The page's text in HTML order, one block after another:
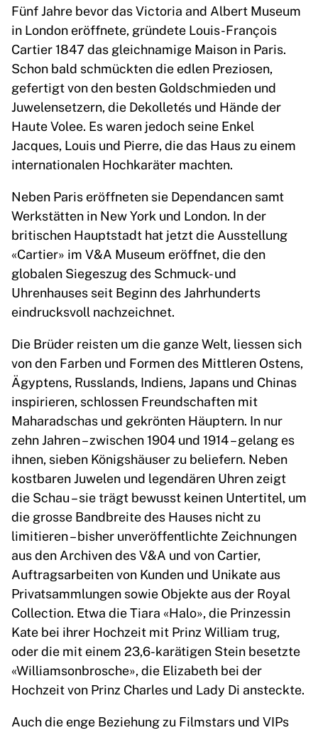
Fünf Jahre bevor das Victoria and Albert Museum
in London eröffnete, gründete Louis-François
Cartier 1847 das gleichnamige Maison in Paris.
Schon bald schmückten die edlen Preziosen,
gefertigt von den besten Goldschmieden und
Juwelensetzern, die Dekolletés und Hände der
Haute Volee. Es waren jedoch seine Enkel
Jacques, Louis und Pierre, die das Haus zu einem
internationalen Hochkaräter machten.
Neben Paris eröffneten sie Dependancen samt
Werkstätten in New York und London. In der
britischen Hauptstadt hat jetzt die Ausstellung
«Cartier» im V&A Museum eröffnet, die den
globalen Siegeszug des Schmuck- und
Uhrenhauses seit Beginn des Jahrhunderts
eindrucksvoll nachzeichnet.
Die Brüder reisten um die ganze Welt, liessen sich
von den Farben und Formen des Mittleren Ostens,
Ägyptens, Russlands, Indiens, Japans und Chinas
inspirieren, schlossen Freundschaften mit
Maharadschas und gekrönten Häuptern. In nur
zehn Jahren – zwischen 1904 und 1914 – gelang es
ihnen, sieben Königshäuser zu beliefern. Neben
kostbaren Juwelen und legendären Uhren zeigt
die Schau – sie trägt bewusst keinen Untertitel, um
die grosse Bandbreite des Hauses nicht zu
limitieren – bisher unveröffentlichte Zeichnungen
aus den Archiven des V&A und von Cartier,
Auftragsarbeiten von Kunden und Unikate aus
Privatsammlungen sowie Objekte aus der Royal
Collection. Etwa die Tiara «Halo», die Prinzessin
Kate bei ihrer Hochzeit mit Prinz William trug,
oder die mit einem 23,6-karätigen Stein besetzte
«Williamsonbrosche», die Elizabeth bei der
Hochzeit von Prinz Charles und Lady Di ansteckte.
Auch die enge Beziehung zu Filmstars und VIPs